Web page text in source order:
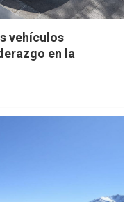
vehículos
en la